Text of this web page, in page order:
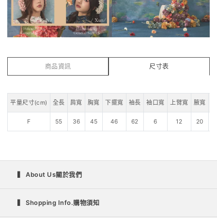
商品資訊 尺寸表
平量尺寸(cm) 全長 肩寬 胸寬 下擺寬 袖長 袖口寬 上臂寬 腋寬
F 55 36 45 46 62 6 12 20
▍ About Us關於我們
▍ Shopping Info.購物須知